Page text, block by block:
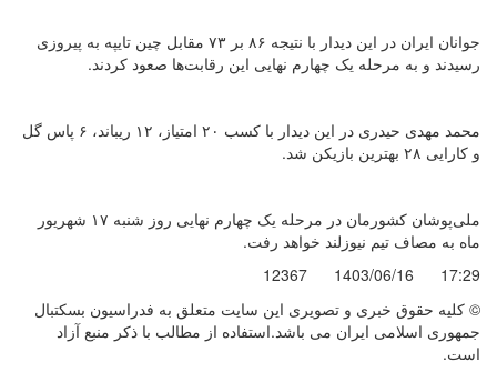
جوانان ایران در این دیدار با نتیجه ۸۶ بر ۷۳ مقابل چین تایپه به پیروزی
رسیدند و به مرحله یک چهارم نهایی این رقابت‌ها صعود کردند.
محمد مهدی حیدری در این دیدار با کسب ۲۰ امتیاز، ۱۲ ریباند، ۶ پاس گل
و کارایی ۲۸ بهترین بازیکن شد.
ملی‌پوشان کشورمان در مرحله یک چهارم نهایی روز شنبه ۱۷ شهریور
ماه به مصاف تیم نیوزلند خواهد رفت.
17:29
1403/06/16
12367
© کليه حقوق خبری و تصويری اين سايت متعلق به فدراسیون بسکتبال
جمهوری اسلامی ایران می باشد.استفاده از مطالب با ذكر منبع آزاد
است.